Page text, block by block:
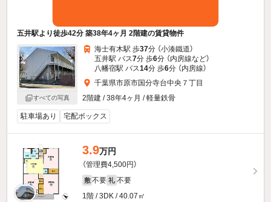
五井駅より徒歩42分 築38年4ヶ月 2階建の賃貸物件
すべての写真
海士有木駅 歩37分 （小湊鐵道）
五井駅 バス7分 歩6分 （内房線など）
八幡宿駅 バス14分 歩6分 （内房線）
千葉県市原市国分寺台中央７丁目
2階建 / 38年4ヶ月 / 軽量鉄骨
駐車場あり 宅配ボックス
3.9万円
（管理費4,500円）
敷 不要 礼 不要
1階 / 3DK / 40.07㎡